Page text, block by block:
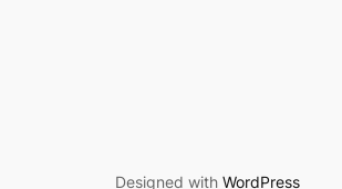
Designed with WordPress